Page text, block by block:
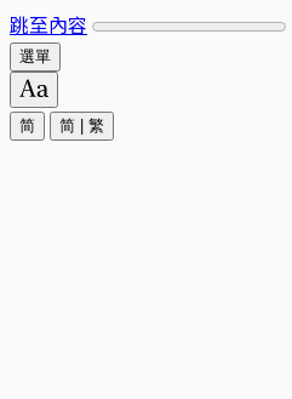
跳至內容
選單
简 简 繁